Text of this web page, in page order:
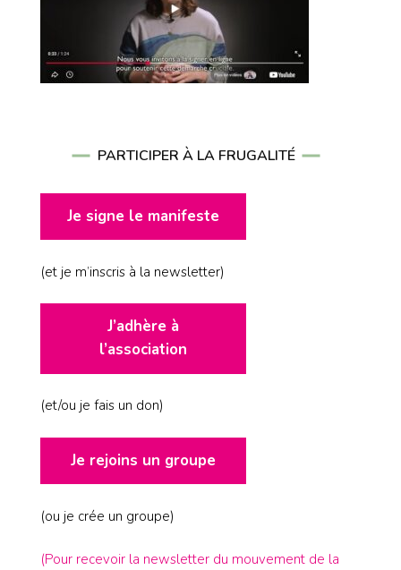
PARTICIPER À LA FRUGALITÉ
Je signe le manifeste
(et je m’inscris à la newsletter)
J’adhère à
l’association
(et/ou je fais un don)
Je rejoins un groupe
(ou je crée un groupe)
(Pour recevoir la newsletter du mouvement de la